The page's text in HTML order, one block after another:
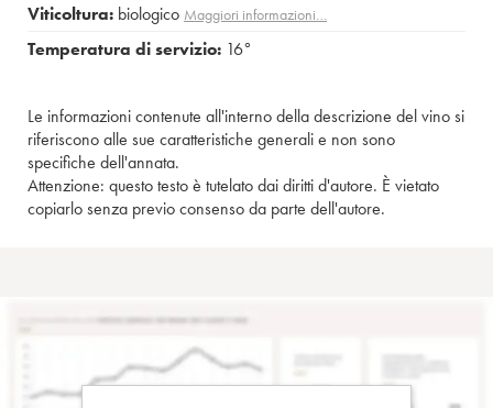
Viticoltura: biologico Maggiori informazioni…
Temperatura di servizio: 16°
Le informazioni contenute all'interno della descrizione del vino si
riferiscono alle sue caratteristiche generali e non sono
specifiche dell'annata.
Attenzione: questo testo è tutelato dai diritti d'autore. È vietato
copiarlo senza previo consenso da parte dell'autore.